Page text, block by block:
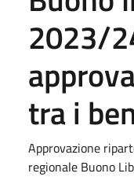
2023/
tra i
Approvazione
regionale Buono